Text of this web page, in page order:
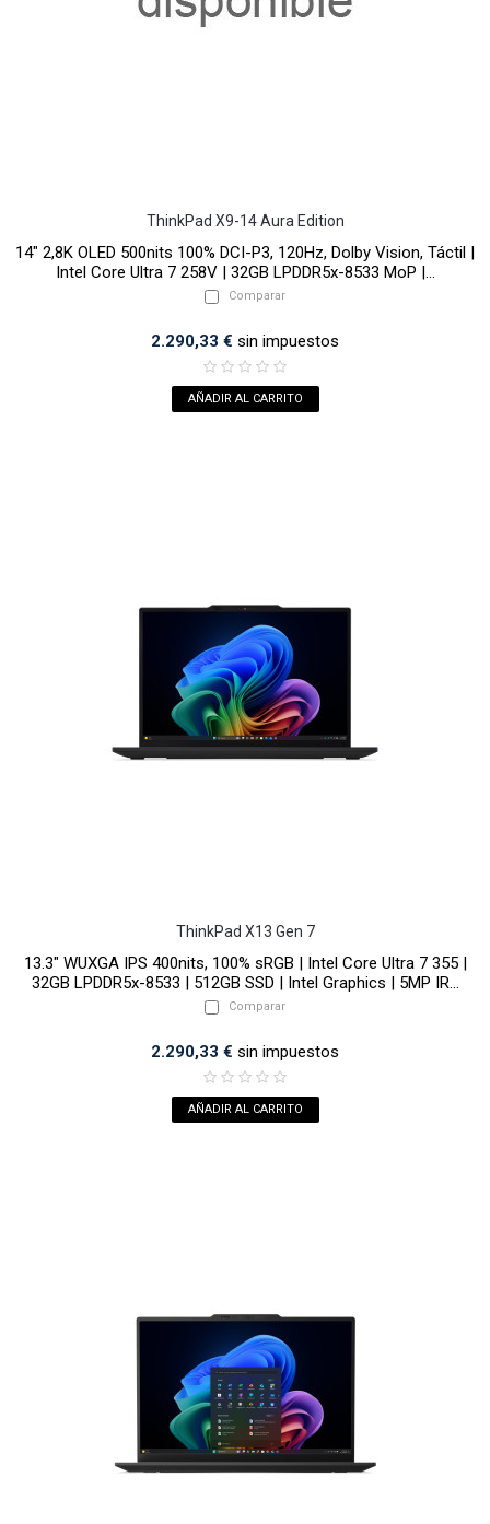
ThinkPad X9-14 Aura Edition
14" 2,8K OLED 500nits 100% DCI-P3, 120Hz, Dolby Vision, Táctil |
Intel Core Ultra 7 258V | 32GB LPDDR5x-8533 MoP |...
Comparar
2.290,33 € sin impuestos
AÑADIR AL CARRITO
ThinkPad X13 Gen 7
13.3" WUXGA IPS 400nits, 100% sRGB | Intel Core Ultra 7 355 |
32GB LPDDR5x-8533 | 512GB SSD | Intel Graphics | 5MP IR...
Comparar
2.290,33 € sin impuestos
AÑADIR AL CARRITO